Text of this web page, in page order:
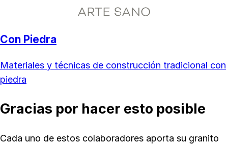
Con Piedra
Materiales y técnicas de construcción tradicional con
piedra
Gracias por hacer esto posible
Cada uno de estos colaboradores aporta su granito